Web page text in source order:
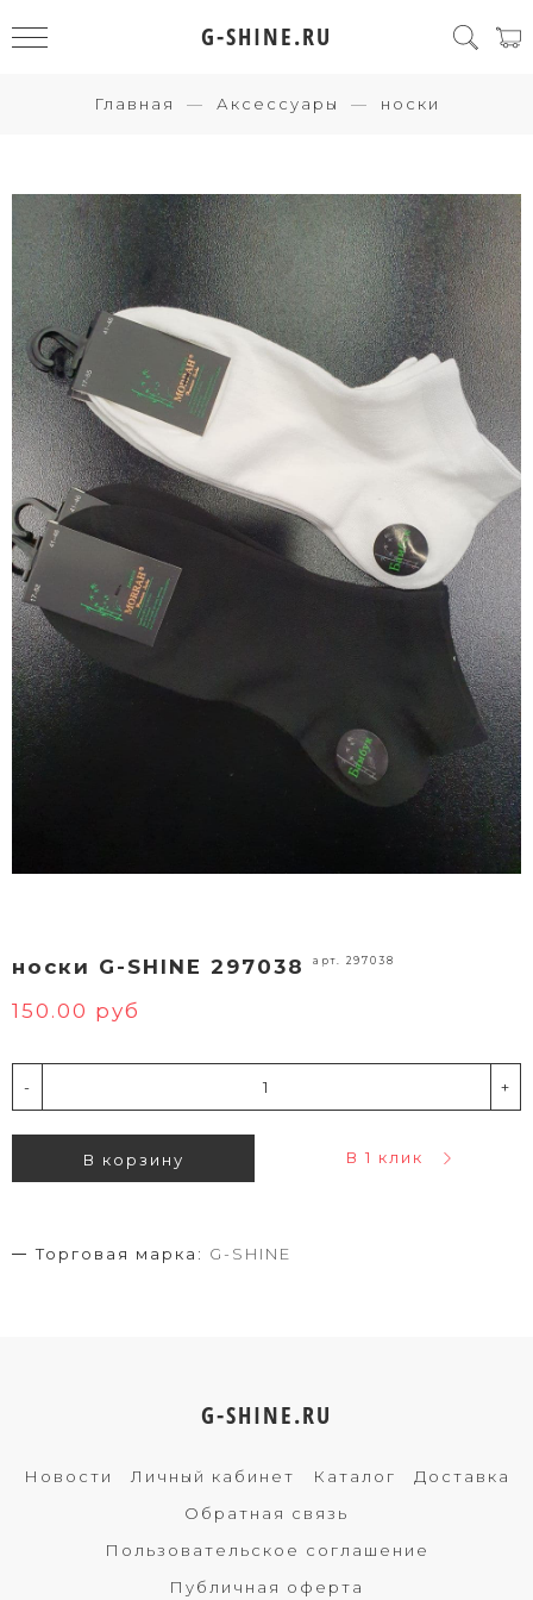
G-SHINE.RU
Главная Аксессуары носки
носки G-SHINE 297038 арт. 297038
150.00 руб
- +
В корзину В 1 клик
Торговая марка: G-SHINE
G-SHINE.RU
Новости Личный кабинет Каталог
Доставка
Обратная связь
Пользовательское соглашение
Публичная оферта